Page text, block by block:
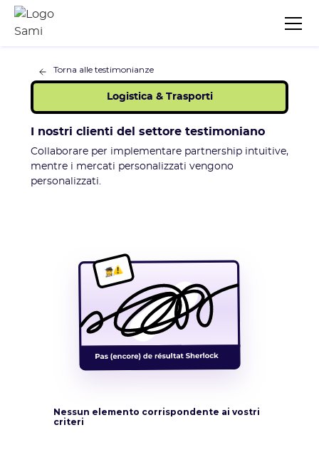
Torna alle testimonianze
Logistica & Trasporti
I nostri clienti del settore testimoniano
Collaborare per implementare partnership intuitive,
mentre i mercati personalizzati vengono
personalizzati.
Nessun elemento corrispondente ai vostri
criteri